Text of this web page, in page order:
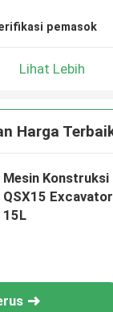
pemasok
Lihat Lebih
Harga
Mesin Konstruksi
QSX15
15L